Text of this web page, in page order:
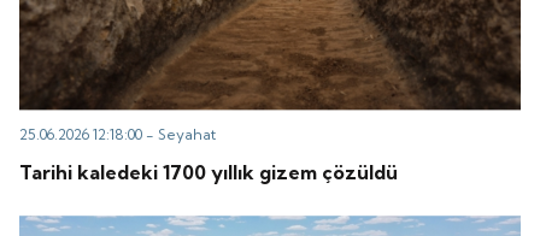
25.06.2026 12:18:00 -Seyahat
Tarihi kaledeki 1700 yıllık gizem çözüldü